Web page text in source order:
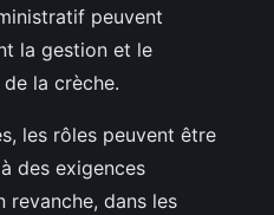
peuvent
la gestion et le
la crèche.
les rôles peuvent être
des exigences
revanche, dans les